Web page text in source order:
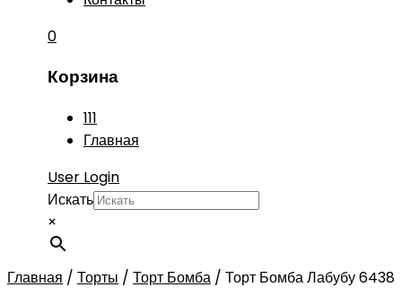
0
Корзина
111
Главная
User Login
Искать
×
Главная / Торты / Торт Бомба / Торт Бомба Лабубу 6438